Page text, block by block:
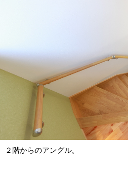
２階からのアングル。